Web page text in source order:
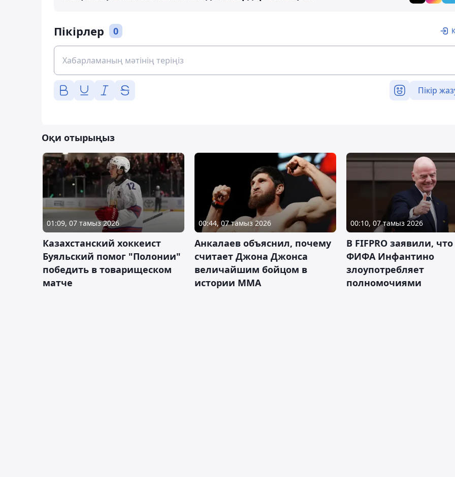
Пікірлер 0
Пікір
Оқи отырыңыз
01:09, 07 тамыз 2026
Казахстанский хоккеист
Буяльский помог "Полонии"
победить в товарищеском
матче
00:44, 07 тамыз 2026
Анкалаев объяснил, почему
считает Джона Джонса
величайшим бойцом в
истории ММА
00:10, 07 тамыз 2026
В FIFPRO заявили,
ФИФА Инфантино
злоупотребляет
полномочиями